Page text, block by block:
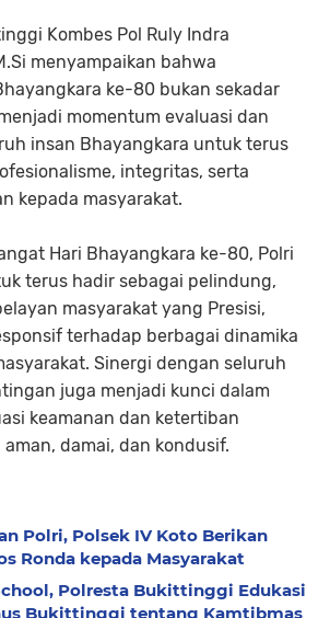
Kombes Pol Ruly Indra
menyampaikan bahwa
ke-80 bukan sekadar
momentum evaluasi dan
insan Bhayangkara untuk terus
integritas, serta
kepada masyarakat.
Hari Bhayangkara ke-80, Polri
terus hadir sebagai pelindung,
masyarakat yang Presisi,
terhadap berbagai dinamika
Sinergi dengan seluruh
juga menjadi kunci dalam
keamanan dan ketertiban
damai, dan kondusif.
Polri, Polsek IV Koto Berikan
Ronda kepada Masyarakat
Polresta Bukittinggi Edukasi
Bukittinggi tentang Kamtibmas